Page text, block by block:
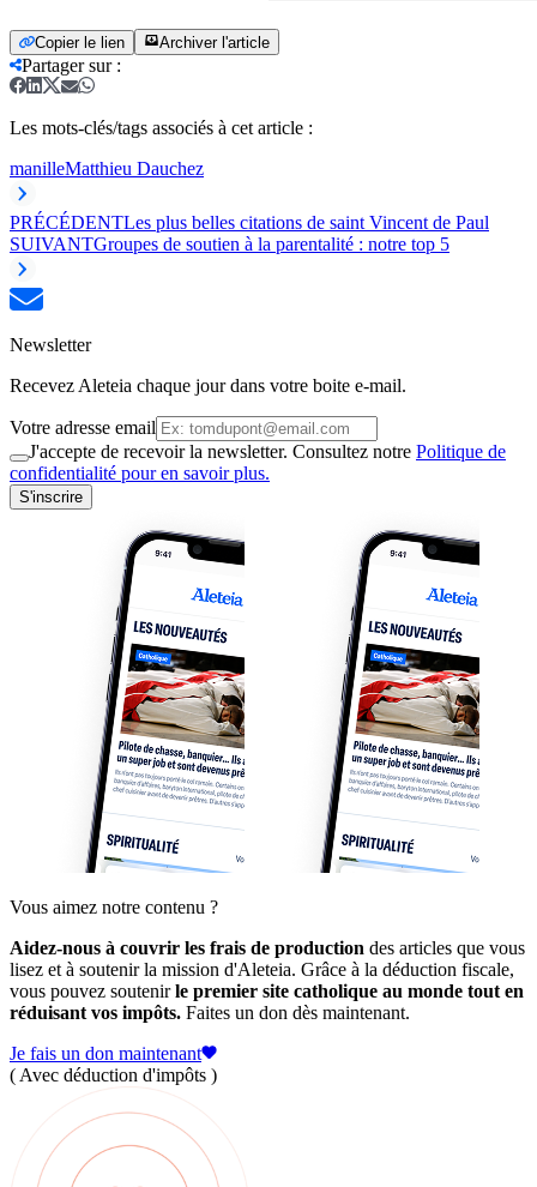
Copier le lien Archiver l'article
Partager sur:
Les mots-clés/tags associés à cet article :
manilleMatthieu Dauchez
PRÉCÉDENTLes plus belles citations de saint Vincent de Paul
SUIVANTGroupes de soutien à la parentalité : notre top 5
Newsletter
Recevez Aleteia chaque jour dans votre boite e-mail.
Votre adresse email
J'accepte de recevoir la newsletter. Consultez notre Politique de
confidentialité pour en savoir plus.
S'inscrire
Vous aimez notre contenu ?
Aidez-nous à couvrir les frais de production des articles que vous
lisez et à soutenir la mission d'Aleteia. Grâce à la déduction fiscale,
vous pouvez soutenirle premier site catholique au monde tout en
réduisant vos impôts. Faites un don dès maintenant.
Je fais un don maintenant
( Avec déduction d'impôts )